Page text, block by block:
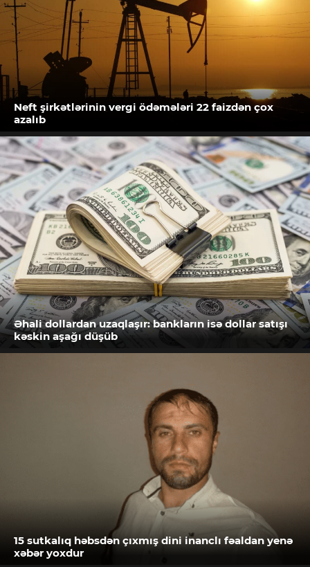
Neft şirkətlərinin vergi ödəmələri 22 faizdən çox
azalıb
Əhali dollardan uzaqlaşır: bankların isə dollar satışı
kəskin aşağı düşüb
15 sutkalıq həbsdən çıxmış dini inanclı fəaldan yenə
xəbər yoxdur